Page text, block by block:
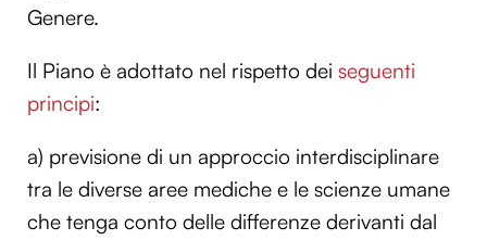
Genere.
Il Piano è adottato nel rispetto dei seguenti
principi:
a) previsione di un approccio interdisciplinare
tra le diverse aree mediche e le scienze umane
che tenga conto delle differenze derivanti dal